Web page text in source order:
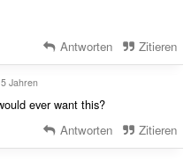
Antworten Zitieren
Jahren
ever want this?
Antworten Zitieren